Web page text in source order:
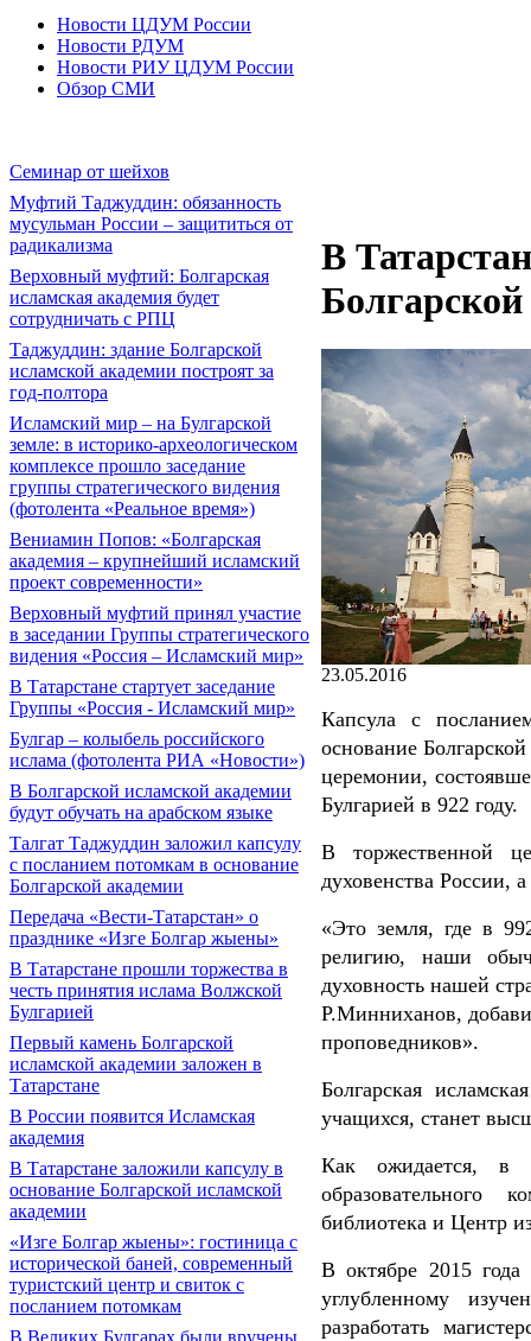
Новости ЦДУМ России
Новости РДУМ
Новости РИУ ЦДУМ России
Обзор СМИ
Семинар от шейхов
Муфтий Таджуддин: обязанность
мусульман России – защититься от
радикализма
Верховный муфтий: Болгарская
исламская академия будет
сотрудничать с РПЦ
Таджуддин: здание Болгарской
исламской академии построят за
год-полтора
Исламский мир – на Булгарской
земле: в историко-археологическом
комплексе прошло заседание
группы стратегического видения
(фотолента «Реальное время»)
Вениамин Попов: «Болгарская
академия – крупнейший исламский
проект современности»
Верховный муфтий принял участие
в заседании Группы стратегического
видения «Россия – Исламский мир»
В Татарстане стартует заседание
Группы «Россия - Исламский мир»
Булгар – колыбель российского
ислама (фотолента РИА «Новости»)
В Болгарской исламской академии
будут обучать на арабском языке
Талгат Таджуддин заложил капсулу
с посланием потомкам в основание
Болгарской академии
Передача «Вести-Татарстан» о
празднике «Изге Болгар жыены»
В Татарстане прошли торжества в
честь принятия ислама Волжской
Булгарией
Первый камень Болгарской
исламской академии заложен в
Татарстане
В России появится Исламская
академия
В Татарстане заложили капсулу в
основание Болгарской исламской
академии
«Изге Болгар жыены»: гостиница с
исторической баней, современный
туристский центр и свиток с
посланием потомкам
В Великих Булгарах были вручены
В
23.05.2016
Капсула с
основание
церемонии,
Булгарией в 922 году.
В торжественной
духовенства России,
«Это земля, где в
религию, наши
духовность нашей
Р.Минниханов,
проповедников».
Болгарская
учащихся, станет
Как ожидается, в
образовательного
библиотека и Центр
В октябре 2015
углубленному
разработать